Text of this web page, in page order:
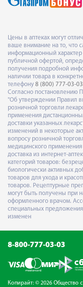
Цены в аптеках могут
ваше внимание на то, что
информационный характер
публичной офертой,
получения подробной
наличии товара в
телефону 8 (800) 777-03-03
Согласно постановлению
"Об утверждении Правил
розничной торговли
применения
доставки указанных
изменений в некоторые
вопросу розничной
медицинского
доставка из интернет-
категорий товаров:
биологически активных
товаров для ухода и
товаров. Рецептурные
могут быть получены при
оформленного врачом.
специальных
изменен
8-800-777-03-03
Копирайт: © 2026 Общество